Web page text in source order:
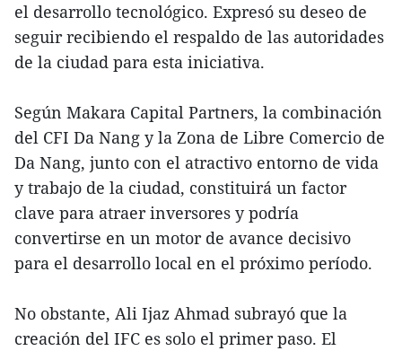
el desarrollo tecnológico. Expresó su deseo de
seguir recibiendo el respaldo de las autoridades
de la ciudad para esta iniciativa.
Según Makara Capital Partners, la combinación
del CFI Da Nang y la Zona de Libre Comercio de
Da Nang, junto con el atractivo entorno de vida
y trabajo de la ciudad, constituirá un factor
clave para atraer inversores y podría
convertirse en un motor de avance decisivo
para el desarrollo local en el próximo período.
No obstante, Ali Ijaz Ahmad subrayó que la
creación del IFC es solo el primer paso. El